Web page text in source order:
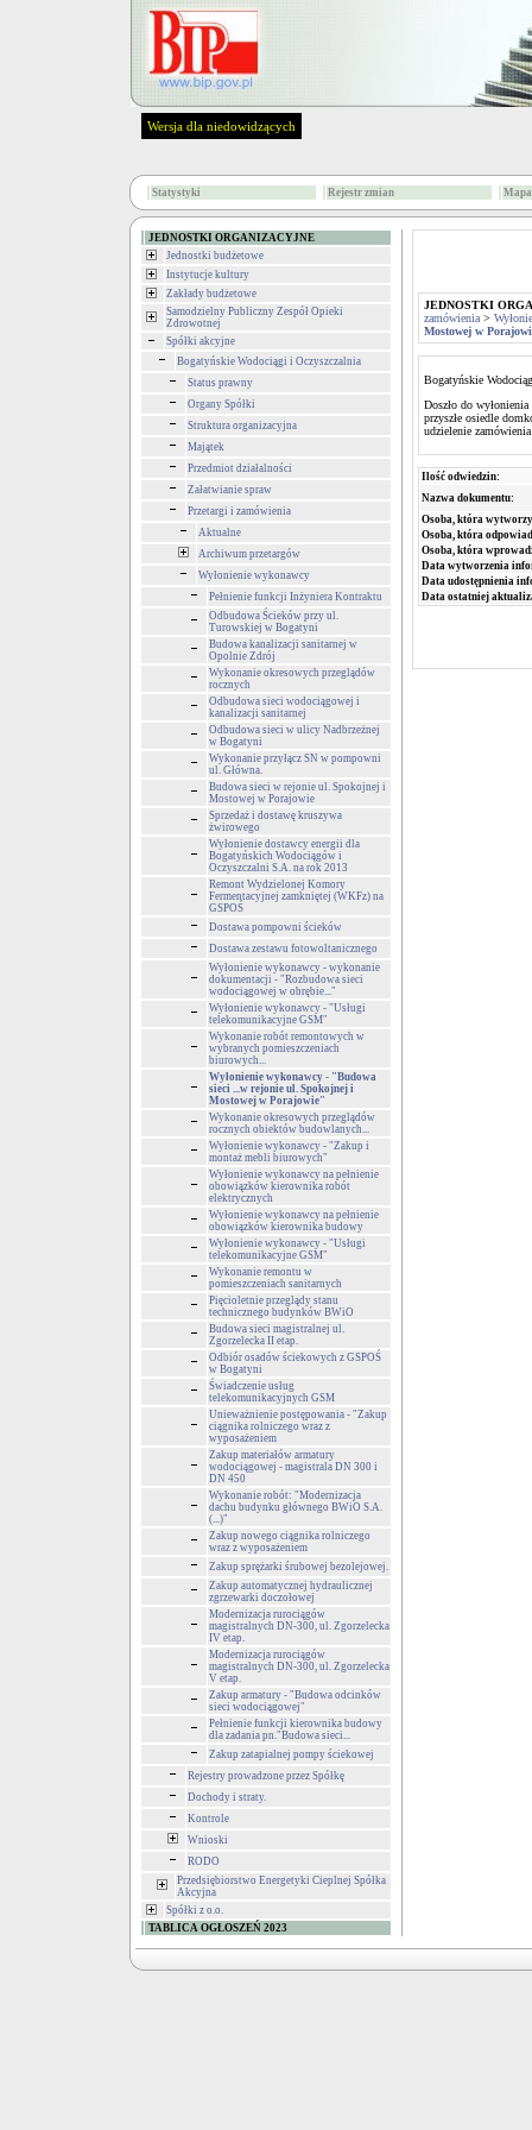
Wersja dla niedowidzących
Statystyki Rejestr zmian
JEDNOSTKI ORGANIZACYJNE
Jednostki budżetowe
Instytucje kultury
Zakłady budżetowe
Samodzielny Publiczny Zespół Opieki
Zdrowotnej
Spółki akcyjne
Bogatyńskie Wodociągi i Oczyszczalnia
Status prawny
Organy Spółki
Struktura organizacyjna
Majątek
Przedmiot działalności
Załatwianie spraw
Przetargi i zamówienia
Aktualne
Archiwum przetargów
Wyłonienie wykonawcy
Pełnienie funkcji Inżyniera Kontraktu
Odbudowa Ścieków przy ul.
Turowskiej w Bogatyni
Budowa kanalizacji sanitarnej w
Opolnie Zdrój
Wykonanie okresowych przeglądów
rocznych
Odbudowa sieci wodociągowej i
kanalizacji sanitarnej
Odbudowa sieci w ulicy Nadbrzeżnej
w Bogatyni
Wykonanie przyłącz SN w pompowni
ul. Główna.
Budowa sieci w rejonie ul. Spokojnej i
Mostowej w Porajowie
Sprzedaż i dostawę kruszywa
żwirowego
Wyłonienie dostawcy energii dla
Bogatyńskich Wodociągów i
Oczyszczalni S.A. na rok 2013
Remont Wydzielonej Komory
Fermentacyjnej zamkniętej (WKFz) na
GSPOŚ
Dostawa pompowni ścieków
Dostawa zestawu fotowoltanicznego
Wyłonienie wykonawcy - wykonanie
dokumentacji - "Rozbudowa sieci
wodociągowej w obrębie..."
Wyłonienie wykonawcy - "Usługi
telekomunikacyjne GSM"
Wykonanie robót remontowych w
wybranych pomieszczeniach
biurowych...
Wyłonienie wykonawcy - "Budowa
sieci ...w rejonie ul. Spokojnej i
Mostowej w Porajowie"
Wykonanie okresowych przeglądów
rocznych obiektów budowlanych...
Wyłonienie wykonawcy - "Zakup i
montaż mebli biurowych"
Wyłonienie wykonawcy na pełnienie
obowiązków kierownika robót
elektrycznych
Wyłonienie wykonawcy na pełnienie
obowiązków kierownika budowy
Wyłonienie wykonawcy - "Usługi
telekomunikacyjne GSM"
Wykonanie remontu w
pomieszczeniach sanitarnych
Pięcioletnie przeglądy stanu
technicznego budynków BWiO
Budowa sieci magistralnej ul.
Zgorzelecka II etap.
Odbiór osadów ściekowych z GSPOŚ
w Bogatyni
Świadczenie usług
telekomunikacyjnych GSM
Unieważnienie postępowania - "Zakup
ciągnika rolniczego wraz z
wyposażeniem
Zakup materiałów armatury
wodociągowej - magistrala DN 300 i
DN 450
Wykonanie robót: "Modernizacja
dachu budynku głównego BWiO S.A.
(...)"
Zakup nowego ciągnika rolniczego
wraz z wyposażeniem
Zakup sprężarki śrubowej bezolejowej.
Zakup automatycznej hydraulicznej
zgrzewarki doczołowej
Modernizacja rurociągów
magistralnych DN-300, ul. Zgorzelecka
IV etap.
Modernizacja rurociągów
magistralnych DN-300, ul. Zgorzelecka
V etap.
Zakup armatury - "Budowa odcinków
sieci wodociągowej"
Pełnienie funkcji kierownika budowy
dla zadania pn."Budowa sieci...
Zakup zatapialnej pompy ściekowej
Rejestry prowadzone przez Spółkę
Dochody i straty.
Kontrole
Wnioski
RODO
Przedsiębiorstwo Energetyki Cieplnej Spółka
Akcyjna
Spółki z o.o.
TABLICA OGŁOSZEŃ 2023
JEDNOSTKI
zamówienia >
Mostowej w
Bogatyńskie
Doszło do
przyszłe osiedle
udzielenie
Ilość odwiedzin:
Nazwa dokumentu:
Osoba, która
Osoba, która
Osoba, która
Data wytworzenia
Data udostępnienia
Data ostatniej